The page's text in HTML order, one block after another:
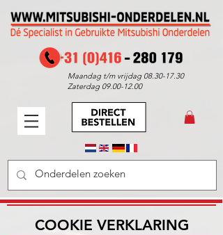
Maandag t/m vrijdag 08.30-17.30
Zaterdag 09.00-12.00
COOKIE VERKLARING